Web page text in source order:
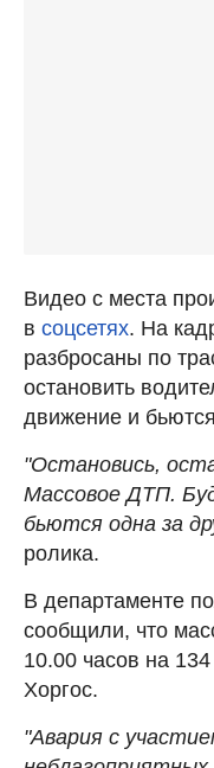
Видео с места
в соцсетях. На
разбросаны по
остановить
движение и
"Остановись,
Массовое ДТП.
бьются одна за
ролика.
В департаменте
сообщили, что
10.00 часов на
Хоргос.
"Авария с